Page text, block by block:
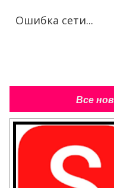
Ошибка сети...
Все